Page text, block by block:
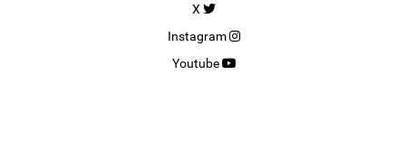
X
Instagram
Youtube